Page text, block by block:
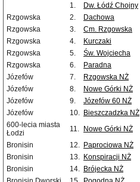
1.
Dw. Łódź Chojny
Rzgowska
2. Dachowa
Rzgowska
3. Cm. Rzgowska
Rzgowska
4. Kurczaki
Rzgowska
5. Św. Wojciecha
Rzgowska
6. Paradna
Józefów
7. Rzgowska NŻ
Józefów
8. Nowe Górki NŻ
Józefów
9. Józefów 60 NŻ
Józefów
10. Bieszczadzka NŻ
600-lecia miasta
Łodzi
11. Nowe Górki NŻ
Bronisin 12. Paprociowa NŻ
Bronisin
13. Konspiracji NŻ
Bronisin
14. Brójecka NŻ